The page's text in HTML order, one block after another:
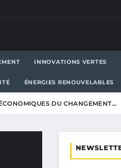
INNOVATIONS VERTES
ÉNERGIES RENOUVELABLES
DU CHANGEMENT…